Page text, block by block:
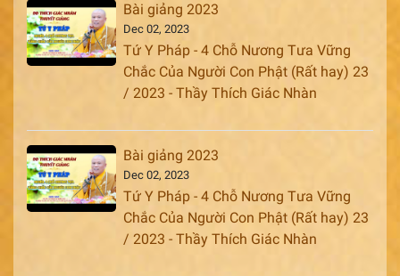
Bài giảng 2023
Dec 02, 2023
Tứ Y Pháp - 4 Chỗ Nương Tưa Vững
Chắc Của Người Con Phật (Rất hay) 23
/ 2023 - Thầy Thích Giác Nhàn
Bài giảng 2023
Dec 02, 2023
Tứ Y Pháp - 4 Chỗ Nương Tưa Vững
Chắc Của Người Con Phật (Rất hay) 23
/ 2023 - Thầy Thích Giác Nhàn